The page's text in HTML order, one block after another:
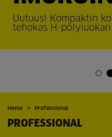
Home Professional
PROFESSIONAL